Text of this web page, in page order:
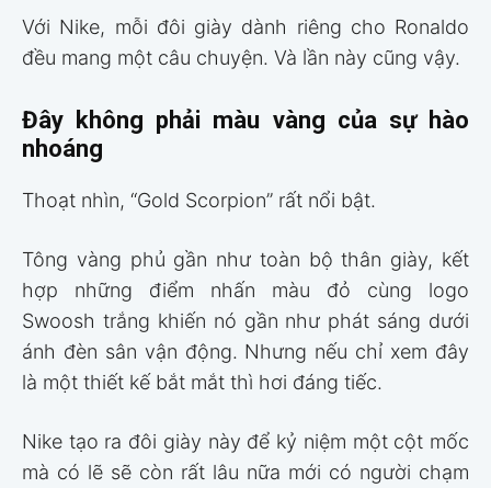
Với Nike, mỗi đôi giày dành riêng cho Ronaldo
đều mang một câu chuyện. Và lần này cũng vậy.
Đây không phải màu vàng của sự hào
nhoáng
Thoạt nhìn, “Gold Scorpion” rất nổi bật.
Tông vàng phủ gần như toàn bộ thân giày, kết
hợp những điểm nhấn màu đỏ cùng logo
Swoosh trắng khiến nó gần như phát sáng dưới
ánh đèn sân vận động. Nhưng nếu chỉ xem đây
là một thiết kế bắt mắt thì hơi đáng tiếc.
Nike tạo ra đôi giày này để kỷ niệm một cột mốc
mà có lẽ sẽ còn rất lâu nữa mới có người chạm